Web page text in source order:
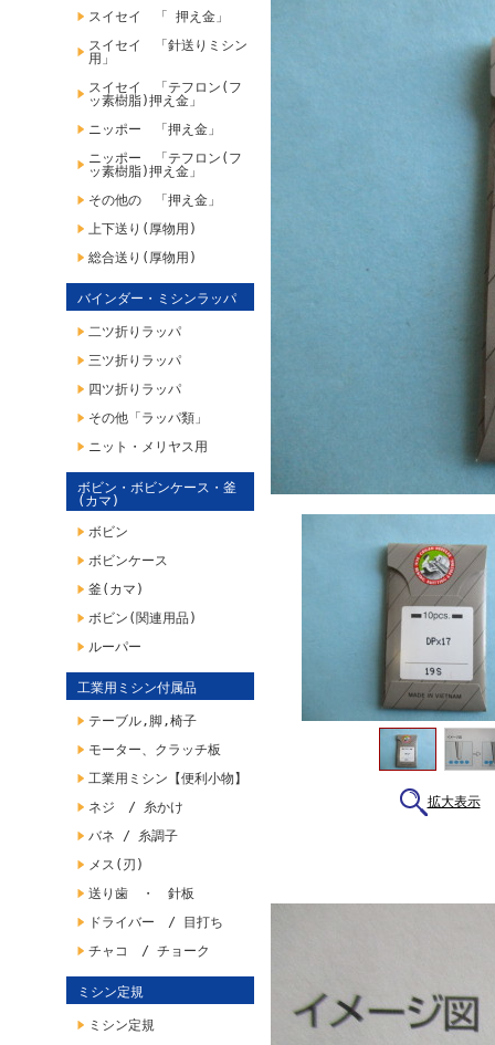
スイセイ 「 押え金」
スイセイ 「針送りミシン
用」
スイセイ 「テフロン(フ
ッ素樹脂)押え金」
ニッポー 「押え金」
ニッポー 「テフロン(フ
ッ素樹脂)押え金」
その他の 「押え金」
上下送り(厚物用)
総合送り(厚物用)
バインダー・ミシンラッパ
二ツ折りラッパ
三ツ折りラッパ
四ツ折りラッパ
その他「ラッパ類」
ニット・メリヤス用
ボビン・ボビンケース・釜
(カマ)
ボビン
ボビンケース
釜(カマ)
ボビン(関連用品)
ルーパー
工業用ミシン付属品
テーブル,脚,椅子
モーター、クラッチ板
工業用ミシン【便利小物】
ネジ / 糸かけ
バネ / 糸調子
メス(刃)
送り歯 ・ 針板
ドライバー / 目打ち
チャコ / チョーク
ミシン定規
ミシン定規
拡大表示